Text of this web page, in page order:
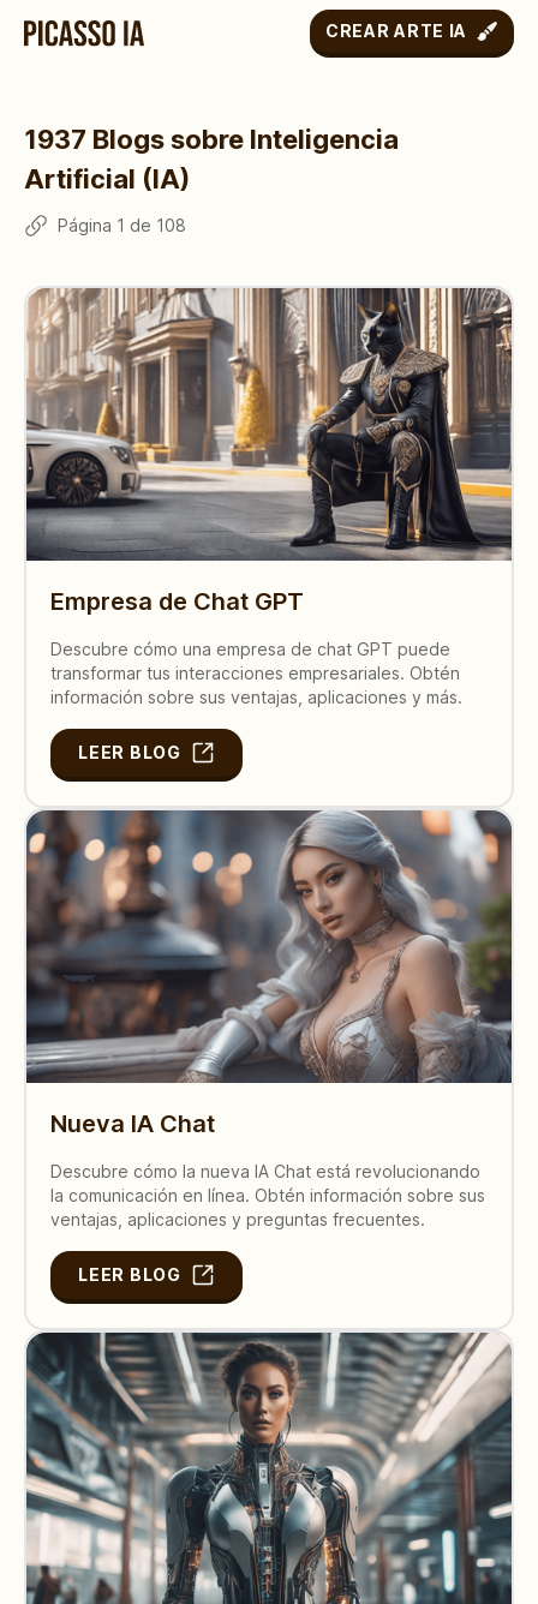
CREAR ARTE IA
1937 Blogs sobre Inteligencia
Artificial (IA)
Página 1 de 108
Empresa de Chat GPT
Descubre cómo una empresa de chat GPT puede
transformar tus interacciones empresariales. Obtén
información sobre sus ventajas, aplicaciones y más.
LEER BLOG
Nueva IA Chat
Descubre cómo la nueva IA Chat está revolucionando
la comunicación en línea. Obtén información sobre sus
ventajas, aplicaciones y preguntas frecuentes.
LEER BLOG